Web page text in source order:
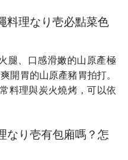
料理なり壱必點菜色
腿、口感滑嫩的山原產極
開胃的山原產豬胃拍打。
料理與炭火燒烤，可以依
なり壱有包廂嗎？怎